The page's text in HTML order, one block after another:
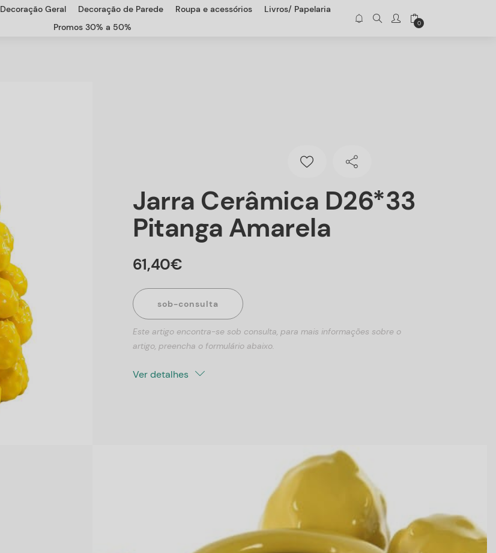
Decoração Geral Decoração de Parede Roupa e acessórios
Livros/ Papelaria
Promos 30% a 50%
0
Jarra Cerâmica D26*33
Pitanga Amarela
61,40€
sob-consulta
Este artigo encontra-se sob consulta, para mais informações sobre o
artigo, preencha o formulário abaixo.
Ver detalhes